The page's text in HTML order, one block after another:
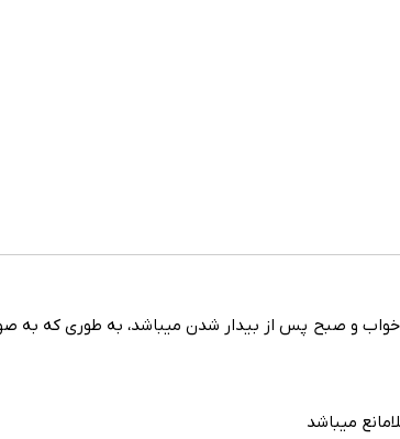
از بیدار شدن میباشد، به طوری که به صورتتان صابون زده
میباشد